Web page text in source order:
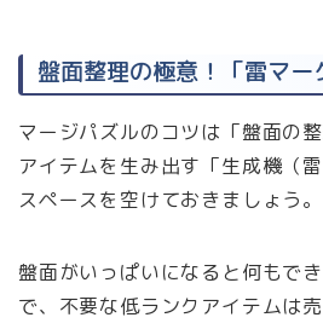
盤面整理の極意！「雷マー
マージパズルのコツは「盤面の整
アイテムを生み出す「生成機（
スペースを空けておきましょう。
盤面がいっぱいになると何もで
で、不要な低ランクアイテムは